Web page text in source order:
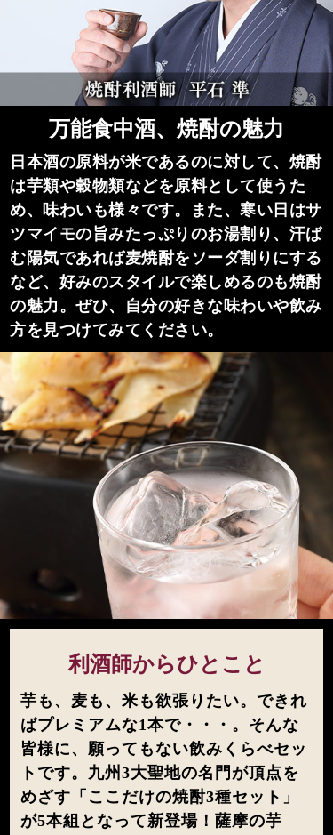
万能食中酒、焼酎の魅力
日本酒の原料が米であるのに対して、焼酎
は芋類や穀物類などを原料として使うた
め、味わいも様々です。また、寒い日はサ
ツマイモの旨みたっぷりのお湯割り、汗ば
む陽気であれば麦焼酎をソーダ割りにする
など、好みのスタイルで楽しめるのも焼酎
の魅力。ぜひ、自分の好きな味わいや飲み
方を見つけてみてください。
利酒師からひとこと
芋も、麦も、米も欲張りたい。できれ
ばプレミアムな1本で・・・。そんな
皆様に、願ってもない飲みくらべセッ
トです。九州3大聖地の名門が頂点を
めざす「ここだけの焼酎3種セット」
が5本組となって新登場！薩摩の芋